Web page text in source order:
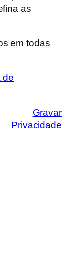
as
em todas
de
Gravar
Privacidade